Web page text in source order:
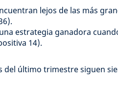
lejos de las más
estrategia ganadora
14).
del último trimestre siguen